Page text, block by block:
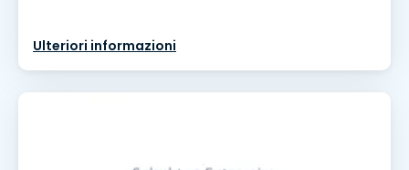
Ulteriori informazioni